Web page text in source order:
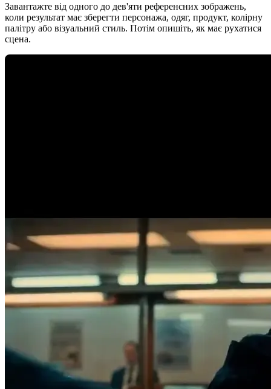
Завантажте від одного до дев'яти референсних зображень,
коли результат має зберегти персонажа, одяг, продукт, колірну
палітру або візуальний стиль. Потім опишіть, як має рухатися
сцена.